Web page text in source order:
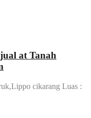
at Tanah
cikarang Luas :